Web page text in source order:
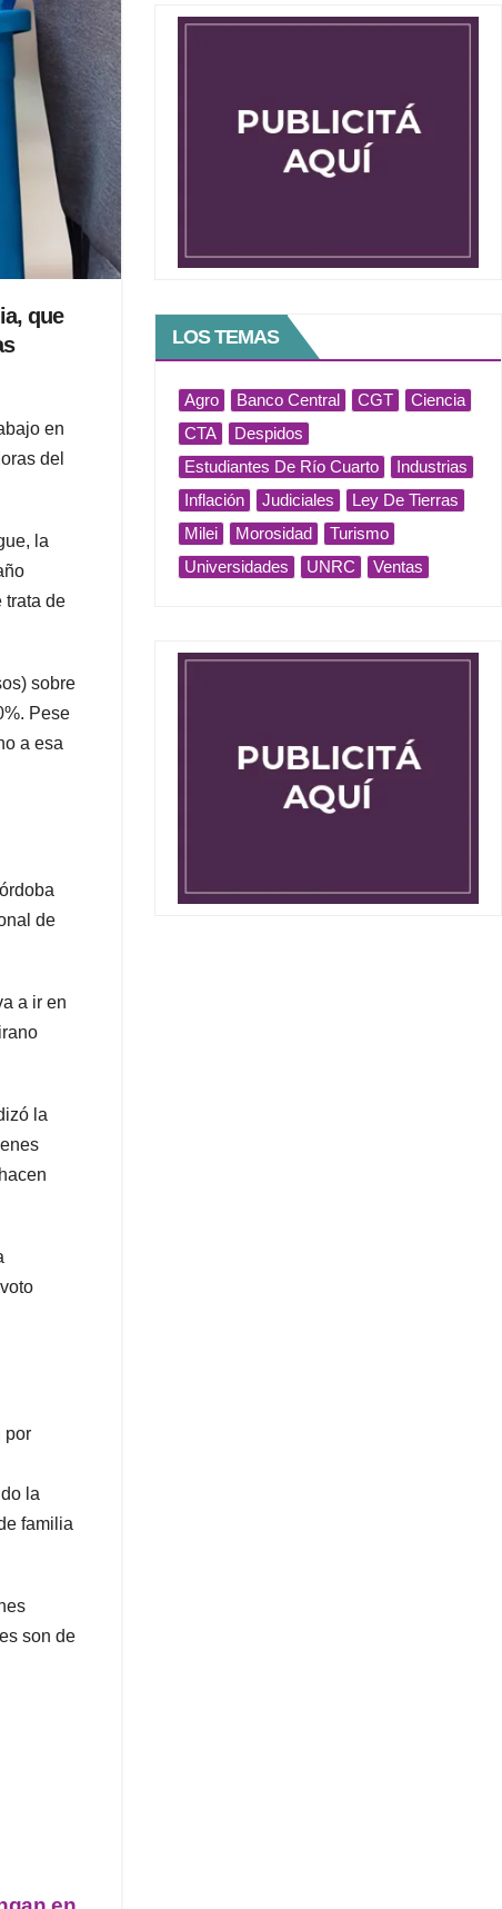
que
en
del
la
trata de
sobre
Pese
a esa
de
a ir en
la
por
la
familia
son de
LOS TEMAS
Agro Banco Central CGT
Ciencia
CTA
Despidos
Estudiantes De Río Cuarto
Industrias
Inflación
Judiciales
Ley De Tierras
Milei
Morosidad
Turismo
Universidades
UNRC Ventas